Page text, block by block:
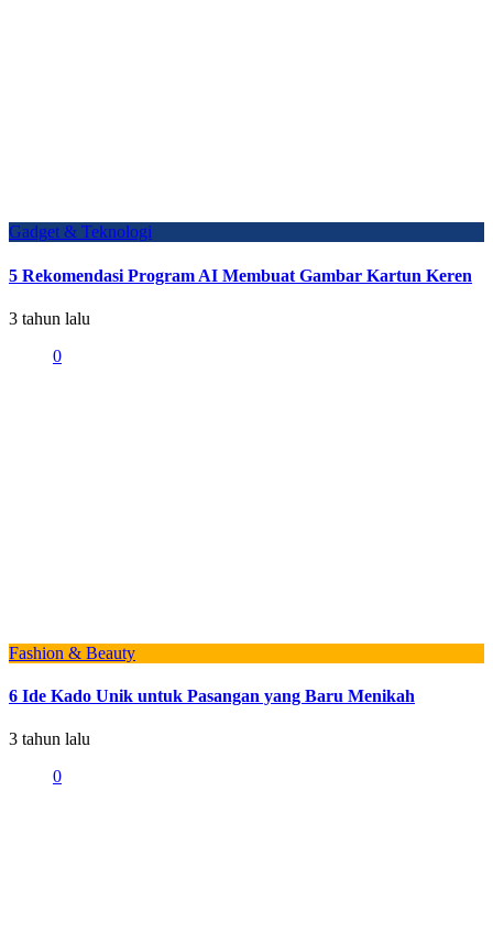
Gadget & Teknologi
5 Rekomendasi Program AI Membuat Gambar Kartun Keren
3 tahun lalu
0
Fashion & Beauty
6 Ide Kado Unik untuk Pasangan yang Baru Menikah
3 tahun lalu
0